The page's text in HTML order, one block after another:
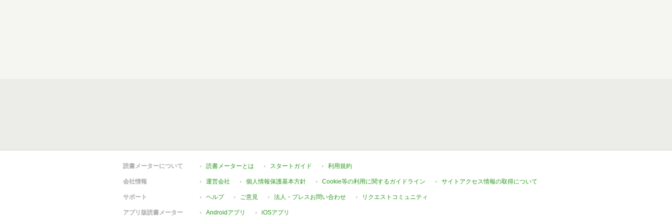
読書メーターについて 読書メーターとは スタートガイド 利用規約
会社情報 運営会社 個人情報保護基本方針 Cookie等の利用に関するガイドライン サイトアクセス情報の取得について
サポート ヘルプ ご意見 法人・プレスお問い合わせ リクエストコミュニティ
アプリ版読書メーター Androidアプリ iOSアプリ